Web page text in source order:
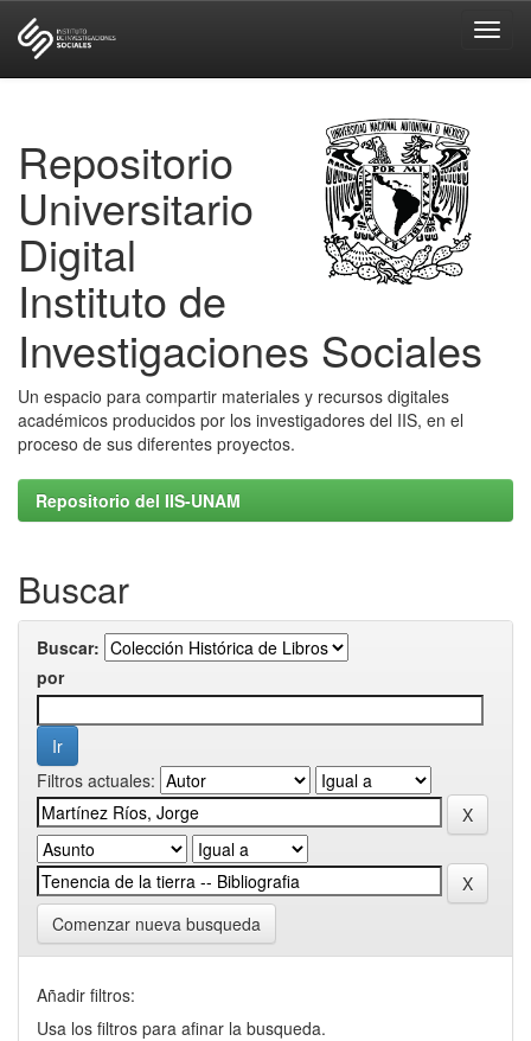
Repositorio
Universitario
Digital
Instituto de
Investigaciones Sociales
Un espacio para compartir materiales y recursos digitales
académicos producidos por los investigadores del IIS, en el
proceso de sus diferentes proyectos.
Repositorio del IIS-UNAM
Buscar
Buscar:
por
Filtros actuales:
Comenzar nueva busqueda
Añadir filtros:
Usa los filtros para afinar la busqueda.